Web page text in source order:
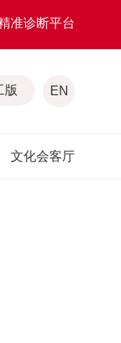
准诊断平台
版 EN
文化会客厅